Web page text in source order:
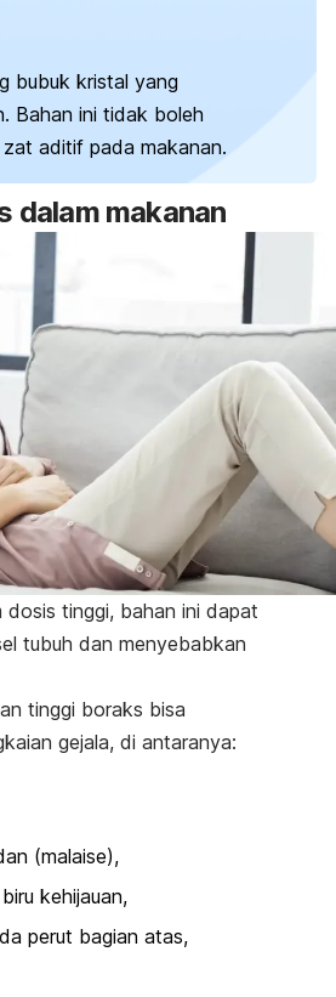
bubuk kristal yang
Bahan ini tidak boleh
aditif pada makanan.
dalam makanan
tinggi, bahan ini dapat
tubuh dan menyebabkan
tinggi boraks bisa
gejala, di antaranya:
(malaise),
kehijauan,
perut bagian atas,